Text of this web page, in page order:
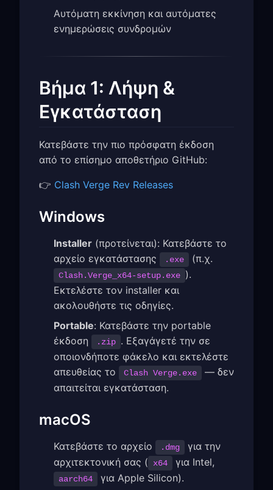
Αυτόματη εκκίνηση και αυτόματες
ενημερώσεις συνδρομών
Βήμα 1: Λήψη &
Εγκατάσταση
Κατεβάστε την πιο πρόσφατη έκδοση
από το επίσημο αποθετήριο GitHub:
👉 Clash Verge Rev Releases
Windows
Installer (προτείνεται): Κατεβάστε το
αρχείο εγκατάστασης
.exe (π.χ.
Clash.Verge_x64-setup.exe ).
Εκτελέστε τον installer και
ακολουθήστε τις οδηγίες.
Portable: Κατεβάστε την portable
έκδοση
.zip . Εξαγάγετέ την σε
οποιονδήποτε φάκελο και εκτελέστε
απευθείας το
Clash Verge.exe
— δεν
απαιτείται εγκατάσταση.
macOS
Κατεβάστε το αρχείο .dmg
για την
αρχιτεκτονική σας (
x64 για Intel,
aarch64
για Apple Silicon).